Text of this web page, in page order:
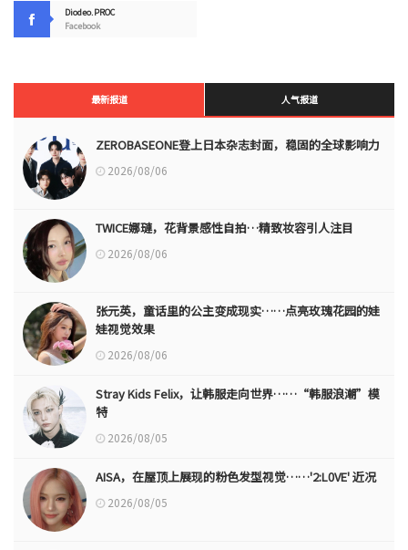
Diodeo.PROC
Facebook
最新报道 人气报道
ZEROBASEONE登上日本杂志封面，稳固的全球影响力
2026/08/06
TWICE娜璉，花背景感性自拍…精致妆容引人注目
2026/08/06
张元英，童话里的公主变成现实……点亮玫瑰花园的娃
娃视觉效果
2026/08/06
Stray Kids Felix，让韩服走向世界……“韩服浪潮”模
特
2026/08/05
AISA，在屋顶上展现的粉色发型视觉……'2:L0VE' 近况
2026/08/05